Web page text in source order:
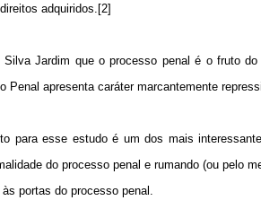
adquiridos.[2]
Silva Jardim que o processo penal é o fruto
Penal apresenta caráter marcantemente
para esse estudo é um dos mais
do processo penal e rumando (ou pelo
portas do processo penal.